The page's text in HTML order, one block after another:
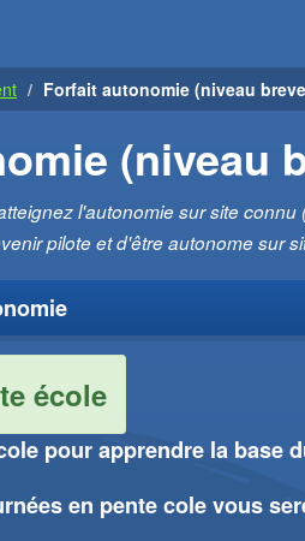
Forfait autonomie (niveau
(niveau
l'autonomie sur site connu
pilote et d'être autonome sur
école
pour apprendre la base
en pente cole vous